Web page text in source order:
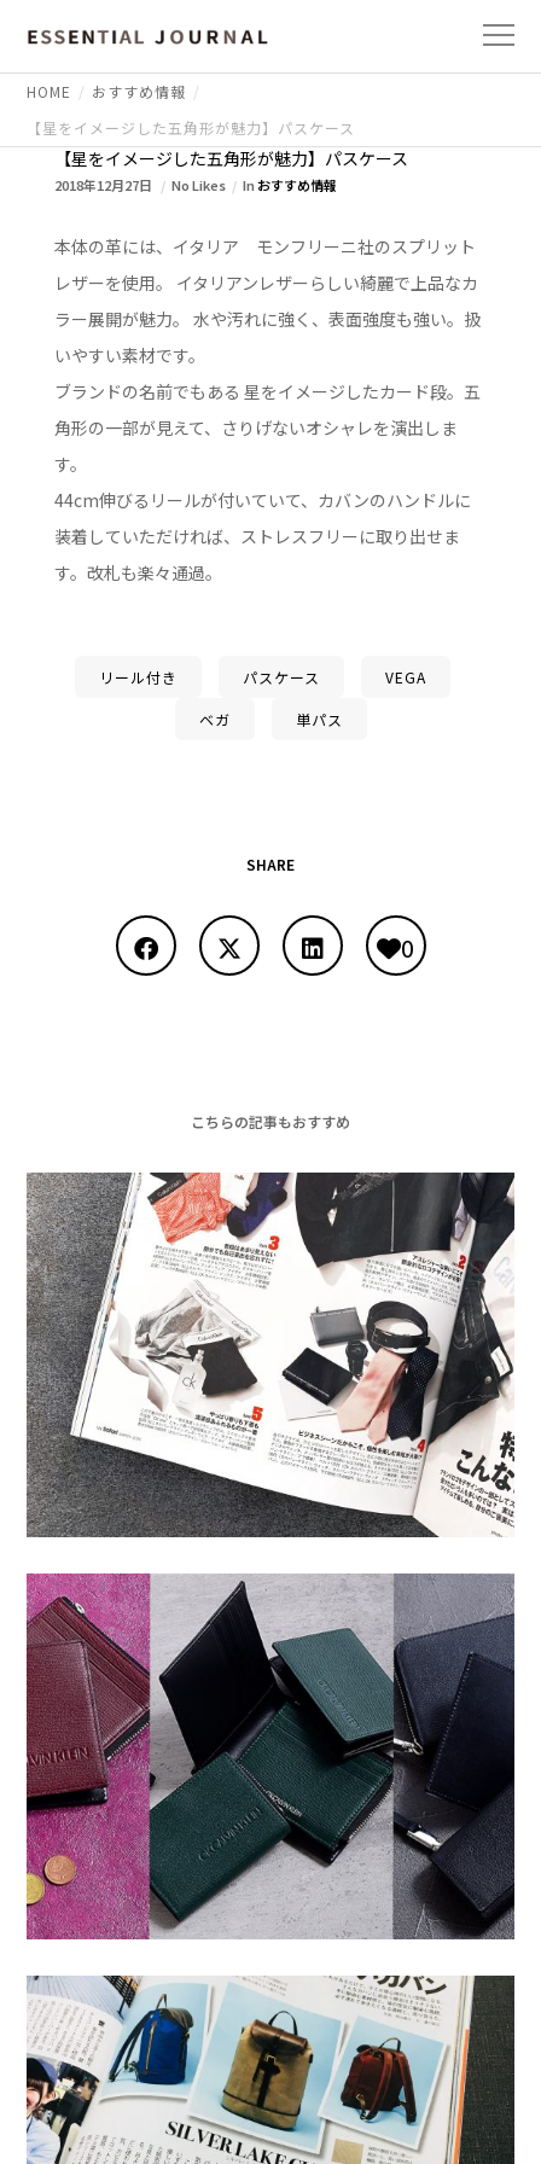
HOME
おすすめ情報
【星をイメージした五角形が魅力】パスケース
【星をイメージした五角形が魅力】パスケース
2018年12月27日 No Likes Inおすすめ情報
本体の革には、イタリア モンフリーニ社のスプリット
レザーを使用。 イタリアンレザーらしい綺麗で上品なカ
ラー展開が魅力。 水や汚れに強く、表面強度も強い。扱
いやすい素材です。
ブランドの名前でもある 星をイメージしたカード段。五
角形の一部が見えて、さりげないオシャレを演出しま
す。
44cm伸びるリールが付いていて、カバンのハンドルに
装着していただければ、ストレスフリーに取り出せま
す。改札も楽々通過。
リール付き パスケース VEGA
ベガ 単パス
SHARE
0
こちらの記事もおすすめ